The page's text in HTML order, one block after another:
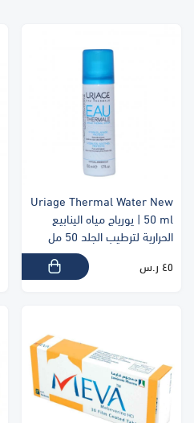
Uriage Thermal Water New
50 ml | يورياج مياه الينابيع
الحرارية لترطيب الجلد 50 مل
٤٥ ر.س